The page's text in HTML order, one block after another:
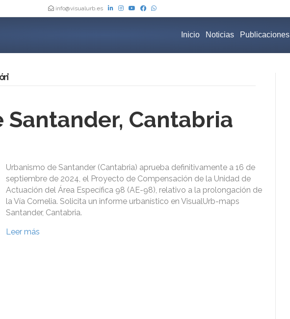
info@visualurb.es
Inicio Noticias Publicaciones
Cantabria
Urbanismo de Santander (Cantabria) aprueba definitivamente a 16 de
septiembre de 2024, el Proyecto de Compensación de la Unidad de
Actuación del Área Específica 98 (AE-98), relativo a la prolongación de
la Vía Cornelia. Solicita un informe urbanístico en VisualUrb-maps
Santander, Cantabria.
Leer más